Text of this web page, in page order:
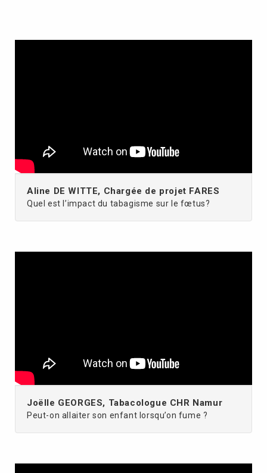
Aline DE WITTE, Chargée de projet FARES
Quel est l’impact du tabagisme sur le fœtus?
Joëlle GEORGES, Tabacologue CHR Namur
Peut-on allaiter son enfant lorsqu’on fume ?